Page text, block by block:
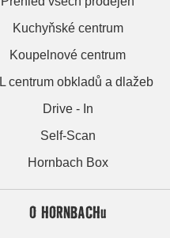
Kuchyňské centrum
Koupelnové centrum
centrum obkladů a dlažeb
Drive - In
Self-Scan
Hornbach Box
O HORNBACHu